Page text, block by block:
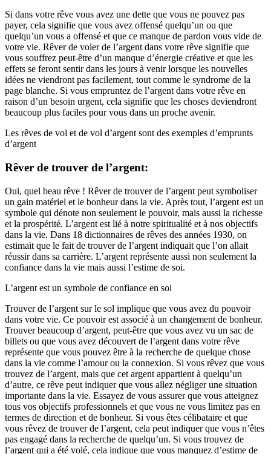
Si dans votre rêve vous avez une dette que vous ne pouvez pas
payer, cela signifie que vous avez offensé quelqu’un ou que
quelqu’un vous a offensé et que ce manque de pardon vous vide de
votre vie. Rêver de voler de l’argent dans votre rêve signifie que
vous souffrez peut-être d’un manque d’énergie créative et que les
effets se feront sentir dans les jours à venir lorsque les nouvelles
idées ne viendront pas facilement, tout comme le syndrome de la
page blanche. Si vous empruntez de l’argent dans votre rêve en
raison d’un besoin urgent, cela signifie que les choses deviendront
beaucoup plus faciles pour vous dans un proche avenir.
Les rêves de vol et de vol d’argent sont des exemples d’emprunts
d’argent
Rêver de trouver de l’argent:
Oui, quel beau rêve ! Rêver de trouver de l’argent peut symboliser
un gain matériel et le bonheur dans la vie. Après tout, l’argent est un
symbole qui dénote non seulement le pouvoir, mais aussi la richesse
et la prospérité. L’argent est lié à notre spiritualité et à nos objectifs
dans la vie. Dans 18 dictionnaires de rêves des années 1930, on
estimait que le fait de trouver de l’argent indiquait que l’on allait
réussir dans sa carrière. L’argent représente aussi non seulement la
confiance dans la vie mais aussi l’estime de soi.
L’argent est un symbole de confiance en soi
Trouver de l’argent sur le sol implique que vous avez du pouvoir
dans votre vie. Ce pouvoir est associé à un changement de bonheur.
Trouver beaucoup d’argent, peut-être que vous avez vu un sac de
billets ou que vous avez découvert de l’argent dans votre rêve
représente que vous pouvez être à la recherche de quelque chose
dans la vie comme l’amour ou la connexion. Si vous rêvez que vous
trouvez de l’argent, mais que cet argent appartient à quelqu’un
d’autre, ce rêve peut indiquer que vous allez négliger une situation
importante dans la vie. Essayez de vous assurer que vous atteignez
tous vos objectifs professionnels et que vous ne vous limitez pas en
termes de direction et de bonheur. Si vous êtes célibataire et que
vous rêvez de trouver de l’argent, cela peut indiquer que vous n’êtes
pas engagé dans la recherche de quelqu’un. Si vous trouvez de
l’argent qui a été volé, cela indique que vous manquez d’estime de